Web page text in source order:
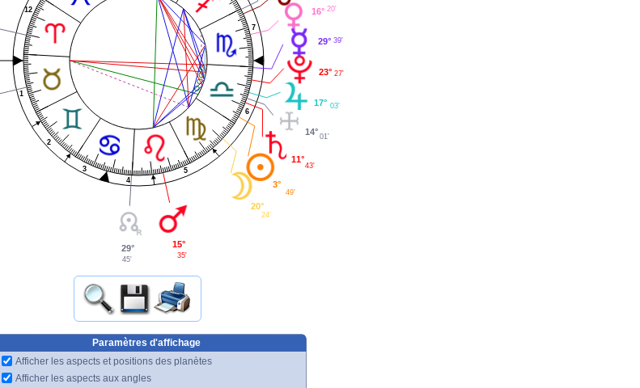
1
2
3
4
5
6
7
12 16° 20'
29°
45'
15°
35'
20°
24'
3°
49'
11°
43'
14° 01'
17° 03'
23° 27'
29° 39'
Paramètres d'affichage
Afficher les aspects et positions des planètes
Afficher les aspects aux angles